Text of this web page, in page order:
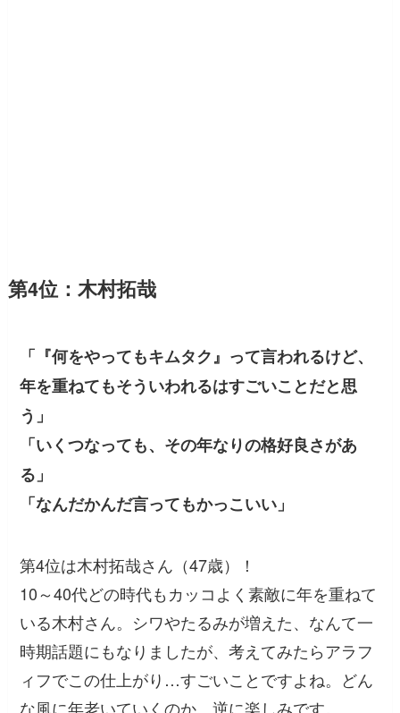
第4位：木村拓哉
「『何をやってもキムタク』って言われるけど、
年を重ねてもそういわれるはすごいことだと思
う」
「いくつなっても、その年なりの格好良さがあ
る」
「なんだかんだ言ってもかっこいい」
第4位は木村拓哉さん（47歳）！
10～40代どの時代もカッコよく素敵に年を重ねて
いる木村さん。シワやたるみが増えた、なんて一
時期話題にもなりましたが、考えてみたらアラフ
ィフでこの仕上がり…すごいことですよね。どん
な風に年老いていくのか、逆に楽しみです。